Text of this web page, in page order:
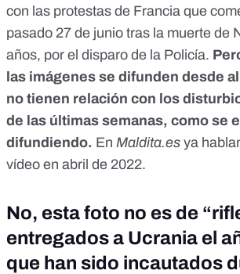
con las protestas de Francia que
pasado 27 de junio tras la muerte de
años, por el disparo de la Policía.
las imágenes se difunden desde
no tienen relación con los
de las últimas semanas, como se
difundiendo. En Maldita.es ya
vídeo en abril de 2022.
No, esta foto no es de
entregados a Ucrania el
que han sido incautados